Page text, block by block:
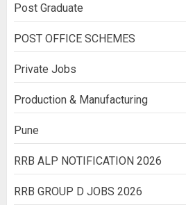
Post Graduate
POST OFFICE SCHEMES
Private Jobs
Production & Manufacturing
Pune
RRB ALP NOTIFICATION 2026
RRB GROUP D JOBS 2026